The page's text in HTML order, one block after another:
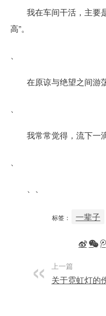
我在车间干活，主要
高”。
在原谅与绝望之间游
我常常觉得，流下一
标签： 一辈子
上一篇
关于霓虹灯的